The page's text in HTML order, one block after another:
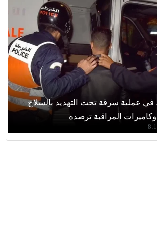
عملية سرقة تحت التهديد بالسلاح
وكاميرات المراقبة ترصده